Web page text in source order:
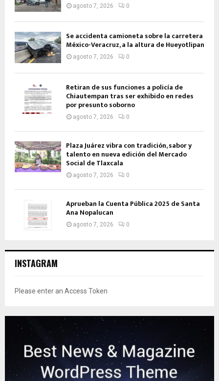
agosto 7, 2026 0
Se accidenta camioneta sobre la carretera
México-Veracruz, a la altura de Hueyotlipan
agosto 7, 2026 0
Retiran de sus funciones a policía de
Chiautempan tras ser exhibido en redes
por presunto soborno
agosto 7, 2026 0
Plaza Juárez vibra con tradición, sabor y
talento en nueva edición del Mercado
Social de Tlaxcala
agosto 7, 2026 0
Aprueban la Cuenta Pública 2025 de Santa
Ana Nopalucan
agosto 7, 2026 0
INSTAGRAM
Please enter an Access Token